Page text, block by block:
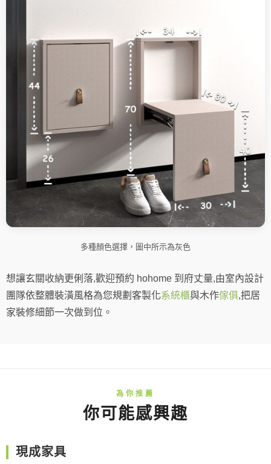
多種顏色選擇，圖中所示為灰色
想讓玄關收納更俐落,歡迎預約 hohome 到府丈量,由室內設計
團隊依整體裝潢風格為您規劃客製化系統櫃與木作傢俱,把居
家裝修細節一次做到位。
你可能感興趣
現成家具